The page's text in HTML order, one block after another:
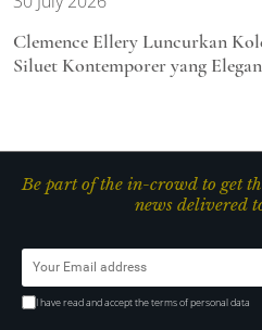
Clemence Ellery Luncurkan
Siluet Kontemporer yang Elegan
Be part of the in-crowd to get
news delivered
I have read and accept the terms of personal data